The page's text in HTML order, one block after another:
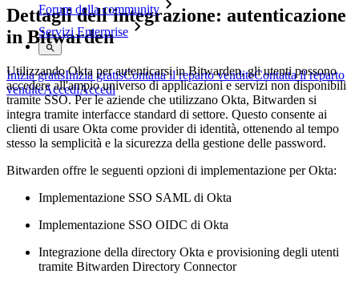
Forum della community
Servizi Enterprise
Inizia gratisInizia gratisContatta il reparto venditeContatta il reparto
venditeAccediAccedi
Dettagli dell'integrazione: autenticazione
in Bitwarden
Utilizzando Okta per autenticarsi in Bitwarden, gli utenti possono
accedere all'ampio universo di applicazioni e servizi non disponibili
tramite SSO. Per le aziende che utilizzano Okta, Bitwarden si
integra tramite interfacce standard di settore. Questo consente ai
clienti di usare Okta come provider di identità, ottenendo al tempo
stesso la semplicità e la sicurezza della gestione delle password.
Bitwarden offre le seguenti opzioni di implementazione per Okta:
Implementazione SSO SAML di Okta
Implementazione SSO OIDC di Okta
Integrazione della directory Okta e provisioning degli utenti
tramite Bitwarden Directory Connector